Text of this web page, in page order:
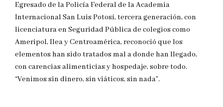
Egresado de la Policía Federal de la Academia
Internacional San Luis Potosí, tercera generación, con
licenciatura en Seguridad Pública de colegios como
Ameripol, Ilea y Centroamérica, reconoció que los
elementos han sido tratados mal a donde han llegado,
con carencias alimenticias y hospedaje, sobre todo.
“Venimos sin dinero, sin viáticos, sin nada”.